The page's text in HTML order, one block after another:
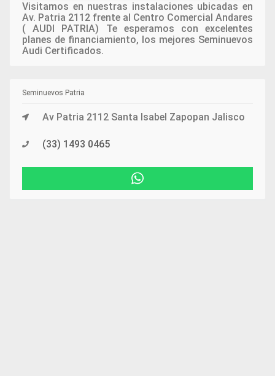
Visitamos en nuestras instalaciones ubicadas en
Av. Patria 2112 frente al Centro Comercial Andares
( AUDI PATRIA) Te esperamos con excelentes
planes de financiamiento, los mejores Seminuevos
Audi Certificados.
Seminuevos Patria
Av Patria 2112 Santa Isabel Zapopan Jalisco
(33) 1493 0465